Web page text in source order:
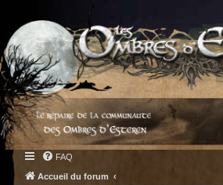
FAQ
Accueil du forum